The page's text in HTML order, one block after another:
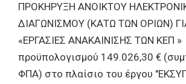
ΠΡΟΚΗΡΥΞΗ ΑΝΟΙΚΤΟΥ
ΔΙΑΓΩΝΙΣΜΟΥ (ΚΑΤΩ ΤΩΝ ΟΡΙΩΝ)
«ΕΡΓΑΣΙΕΣ ΑΝΑΚΑΙΝΙΣΗΣ ΤΩΝ ΚΕΠ »
προϋπολογισμού 149.026,30 €
ΦΠΑ) στο πλαίσιο του έργου